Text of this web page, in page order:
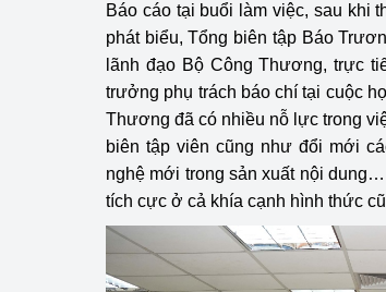
Bản
Phát
Phát
Tổ
Văn
Tái cơ
Báo cáo tại buổi làm việc, sau khi
phát biểu, Tổng biên tập Báo
lãnh đạo Bộ Công Thương, trực
trưởng phụ trách báo chí tại cuộc
Thương đã có nhiều nỗ lực trong
biên tập viên cũng như đổi mới
nghệ mới trong sản xuất nội
tích cực ở cả khía cạnh hình thức